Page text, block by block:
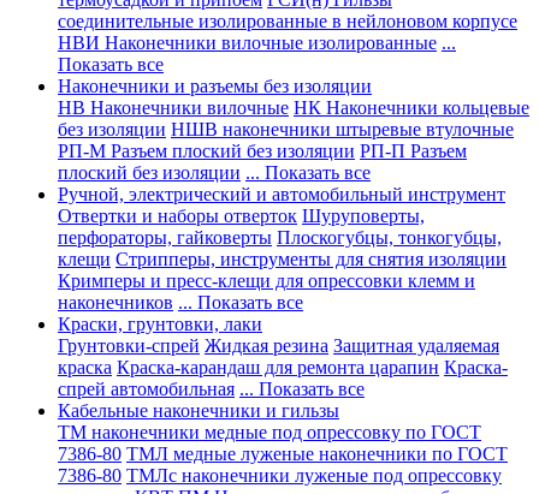
соединительные изолированные в нейлоновом корпусе
НВИ Наконечники вилочные изолированные ...
Показать все
Наконечники и разъемы без изоляции
НВ Наконечники вилочные НК Наконечники кольцевые
без изоляции НШВ наконечники штыревые втулочные
РП-М Разъем плоский без изоляции РП-П Разъем
плоский без изоляции ... Показать все
Ручной, электрический и автомобильный инструмент
Отвертки и наборы отверток Шуруповерты,
перфораторы, гайковерты Плоскогубцы, тонкогубцы,
клещи Стрипперы, инструменты для снятия изоляции
Кримперы и пресс-клещи для опрессовки клемм и
наконечников ... Показать все
Краски, грунтовки, лаки
Грунтовки-спрей Жидкая резина Защитная удаляемая
краска Краска-карандаш для ремонта царапин Краска-
спрей автомобильная ... Показать все
Кабельные наконечники и гильзы
ТМ наконечники медные под опрессовку по ГОСТ
7386-80 ТМЛ медные луженые наконечники по ГОСТ
7386-80 ТМЛс наконечники луженые под опрессовку